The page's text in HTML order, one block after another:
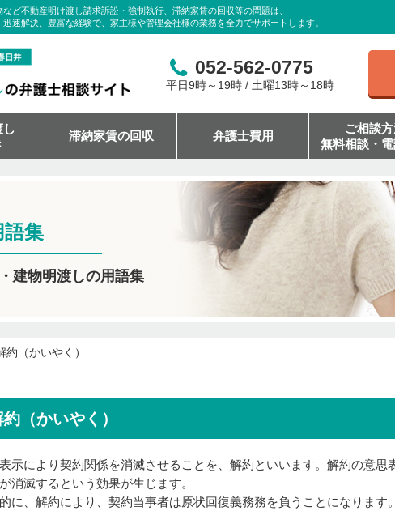
ど不動産明け渡し請求訴訟・強制執行、滞納家賃の回収等の問題は、
速解決、豊富な経験で、家主様や管理会社様の業務を全力でサポートします。
052-562-0775
平日9時～19時 / 土曜13時～18時
し
滞納家賃の回収 弁護士費用
ご相談
無料相談・
集
建物明渡しの用語集
約（かいやく）
（かいやく）
示により契約関係を消滅させることを、解約といいます。解約の意思
消滅するという効果が生じます。
に、解約により、契約当事者は原状回復義務務を負うことになります。